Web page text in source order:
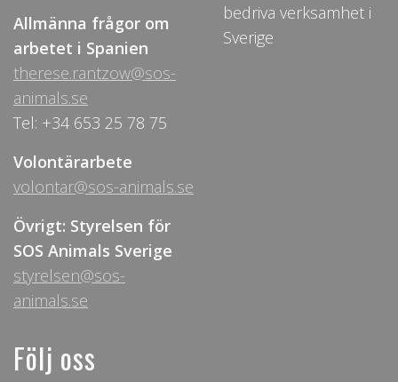
Allmänna frågor om
arbetet i Spanien
therese.rantzow@sos-
animals.se
Tel: +34 653 25 78 75
Volontärarbete
volontar@sos-animals.se
Övrigt: Styrelsen för
SOS Animals Sverige
styrelsen@sos-
animals.se
bedriva verksamhet i
Sverige
Följ oss